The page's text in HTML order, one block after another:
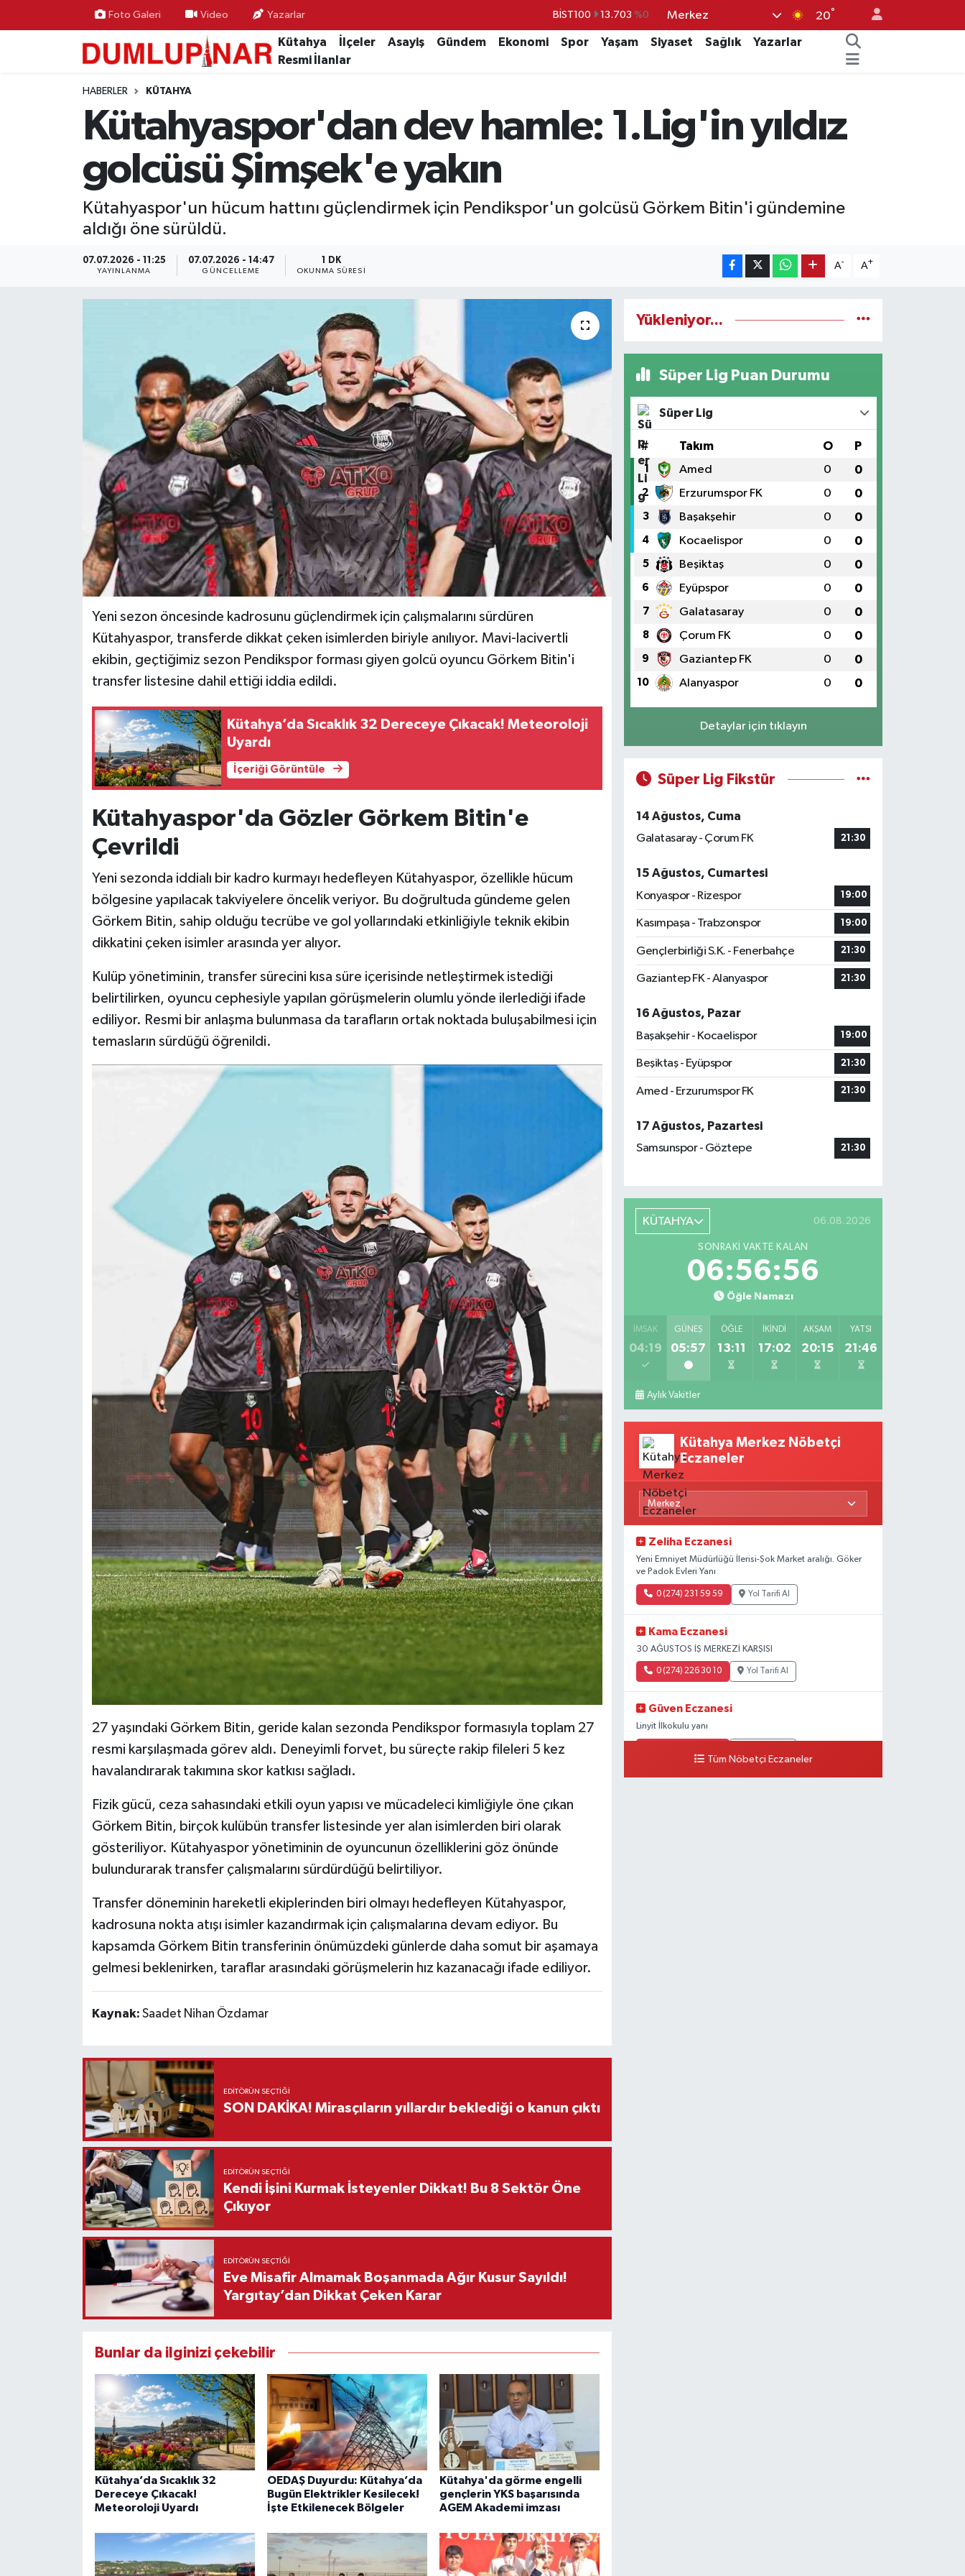
Foto Galeri Video Yazarlar BİST100 13.703 %0
BITCOIN 64.475,47 %0.66
STERLİN 64,2534 %0.22
Merkez 20°
Kütahya İlçeler Asayiş Gündem Ekonomi Spor Yaşam Siyaset Sağlık
Yazarlar
Resmi İlanlar
HABERLER KÜTAHYA
Kütahyaspor'dan dev hamle: 1.Lig'in yıldız
golcüsü Şimşek'e yakın
Kütahyaspor'un hücum hattını güçlendirmek için Pendikspor'un golcüsü Görkem Bitin'i gündemine
aldığı öne sürüldü.
07.07.2026 - 11:25
YAYINLANMA
07.07.2026 - 14:47
GÜNCELLEME
1 DK
OKUNMA SÜRESI
A- A+
Yeni sezon öncesinde kadrosunu güçlendirmek için çalışmalarını sürdüren
Kütahyaspor, transferde dikkat çeken isimlerden biriyle anılıyor. Mavi-lacivertli
ekibin, geçtiğimiz sezon Pendikspor forması giyen golcü oyuncu Görkem Bitin'i
transfer listesine dahil ettiği iddia edildi.
Kütahya’da Sıcaklık 32 Dereceye Çıkacak! Meteoroloji
Uyardı
İçeriği Görüntüle
Kütahyaspor'da Gözler Görkem Bitin'e
Çevrildi
Yeni sezonda iddialı bir kadro kurmayı hedefleyen Kütahyaspor, özellikle hücum
bölgesine yapılacak takviyelere öncelik veriyor. Bu doğrultuda gündeme gelen
Görkem Bitin, sahip olduğu tecrübe ve gol yollarındaki etkinliğiyle teknik ekibin
dikkatini çeken isimler arasında yer alıyor.
Kulüp yönetiminin, transfer sürecini kısa süre içerisinde netleştirmek istediği
belirtilirken, oyuncu cephesiyle yapılan görüşmelerin olumlu yönde ilerlediği ifade
ediliyor. Resmi bir anlaşma bulunmasa da tarafların ortak noktada buluşabilmesi için
temasların sürdüğü öğrenildi.
27 yaşındaki Görkem Bitin, geride kalan sezonda Pendikspor formasıyla toplam 27
resmi karşılaşmada görev aldı. Deneyimli forvet, bu süreçte rakip fileleri 5 kez
havalandırarak takımına skor katkısı sağladı.
Fizik gücü, ceza sahasındaki etkili oyun yapısı ve mücadeleci kimliğiyle öne çıkan
Görkem Bitin, birçok kulübün transfer listesinde yer alan isimlerden biri olarak
gösteriliyor. Kütahyaspor yönetiminin de oyuncunun özelliklerini göz önünde
bulundurarak transfer çalışmalarını sürdürdüğü belirtiliyor.
Transfer döneminin hareketli ekiplerinden biri olmayı hedefleyen Kütahyaspor,
kadrosuna nokta atışı isimler kazandırmak için çalışmalarına devam ediyor. Bu
kapsamda Görkem Bitin transferinin önümüzdeki günlerde daha somut bir aşamaya
gelmesi beklenirken, taraflar arasındaki görüşmelerin hız kazanacağı ifade ediliyor.
Kaynak: Saadet Nihan Özdamar
EDITÖRÜN SEÇTIĞI
SON DAKİKA! Mirasçıların yıllardır beklediği o kanun çıktı
EDITÖRÜN SEÇTIĞI
Kendi İşini Kurmak İsteyenler Dikkat! Bu 8 Sektör Öne
Çıkıyor
EDITÖRÜN SEÇTIĞI
Eve Misafir Almamak Boşanmada Ağır Kusur Sayıldı!
Yargıtay’dan Dikkat Çeken Karar
Bunlar da ilginizi çekebilir
Kütahya’da Sıcaklık 32
Dereceye Çıkacak!
Meteoroloji Uyardı
OEDAŞ Duyurdu: Kütahya’da
Bugün Elektrikler Kesilecek!
İşte Etkilenecek Bölgeler
Kütahya'da görme engelli
gençlerin YKS başarısında
AGEM Akademi imzası
Yükleniyor...
Süper Lig Puan Durumu
Süper Lig
# Takım O P
1 Amed 0 0
2 Erzurumspor FK 0 0
3 Başakşehir 0 0
4 Kocaelispor 0 0
5 Beşiktaş 0 0
6 Eyüpspor 0 0
7 Galatasaray 0 0
8 Çorum FK 0 0
9 Gaziantep FK 0 0
10 Alanyaspor 0 0
Detaylar için tıklayın
Süper Lig Fikstür
14 Ağustos, Cuma
Galatasaray - Çorum FK
21:30
15 Ağustos, Cumartesi
Konyaspor - Rizespor
19:00
Kasımpaşa - Trabzonspor 19:00
Gençlerbirliği S.K. - Fenerbahçe 21:30
Gaziantep FK - Alanyaspor 21:30
16 Ağustos, Pazar
Başakşehir - Kocaelispor
19:00
Beşiktaş - Eyüpspor 21:30
Amed - Erzurumspor FK 21:30
17 Ağustos, Pazartesi
Samsunspor - Göztepe
21:30
KÜTAHYA 06.08.2026
SONRAKI VAKTE KALAN
06:56:55
Öğle Namazı
İMSAK
04:19
GÜNEŞ
05:57
ÖĞLE
13:11
İKINDI
17:02
AKŞAM
20:15
YATSI
21:46
Aylık Vakitler
Kütahya Merkez Nöbetçi
Eczaneler
Zeliha Eczanesi
Yeni Emniyet Müdürlüğü İlerisi-Şok Market aralığı. Göker
ve Padok Evleri Yanı
0 (274) 231 59 59 Yol Tarifi Al
Kama Eczanesi
30 AĞUSTOS İŞ MERKEZİ KARŞISI
0 (274) 226 30 10 Yol Tarifi Al
Güven Eczanesi
Linyit İlkokulu yanı
Tüm Nöbetçi Eczaneler
Ekonomi
Eleman
Resmi İlanlar
Seri İlan
Teknoloji
Vefat Haberleri
Kütahya Hava Durumu
Kütahya Trafik Yoğunluk Haritası
Süper Lig Puan Durumu ve Fikstür
Tüm Manşetler
Son Dakika Haberleri
Haber Arşivi